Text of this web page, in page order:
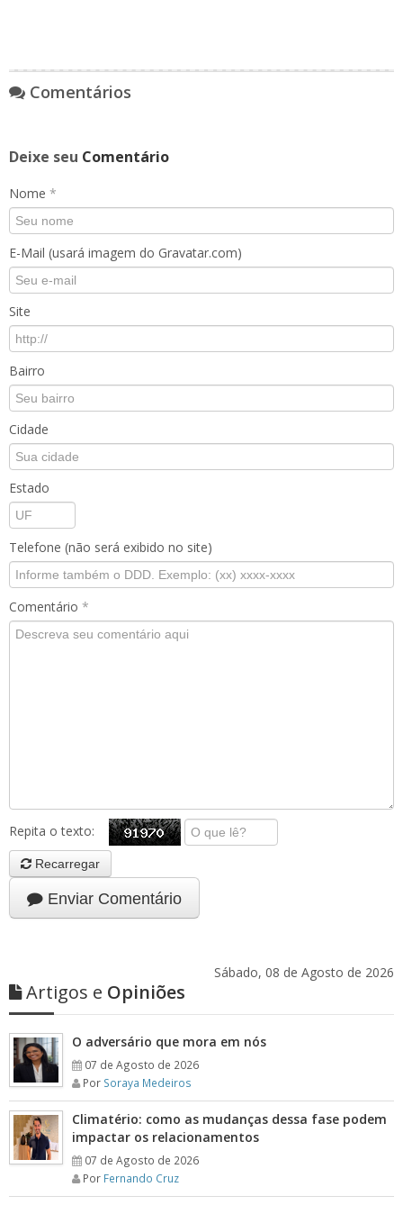
Comentários
Deixe seu Comentário
Nome *
E-Mail (usará imagem do Gravatar.com)
Site
Bairro
Cidade
Estado
Telefone (não será exibido no site)
Comentário *
Repita o texto:
Recarregar
Enviar Comentário
Sábado, 08 de Agosto de 2026
Artigos e Opiniões
O adversário que mora em nós
07 de Agosto de 2026
Por Soraya Medeiros
Climatério: como as mudanças dessa fase podem
impactar os relacionamentos
07 de Agosto de 2026
Por Fernando Cruz